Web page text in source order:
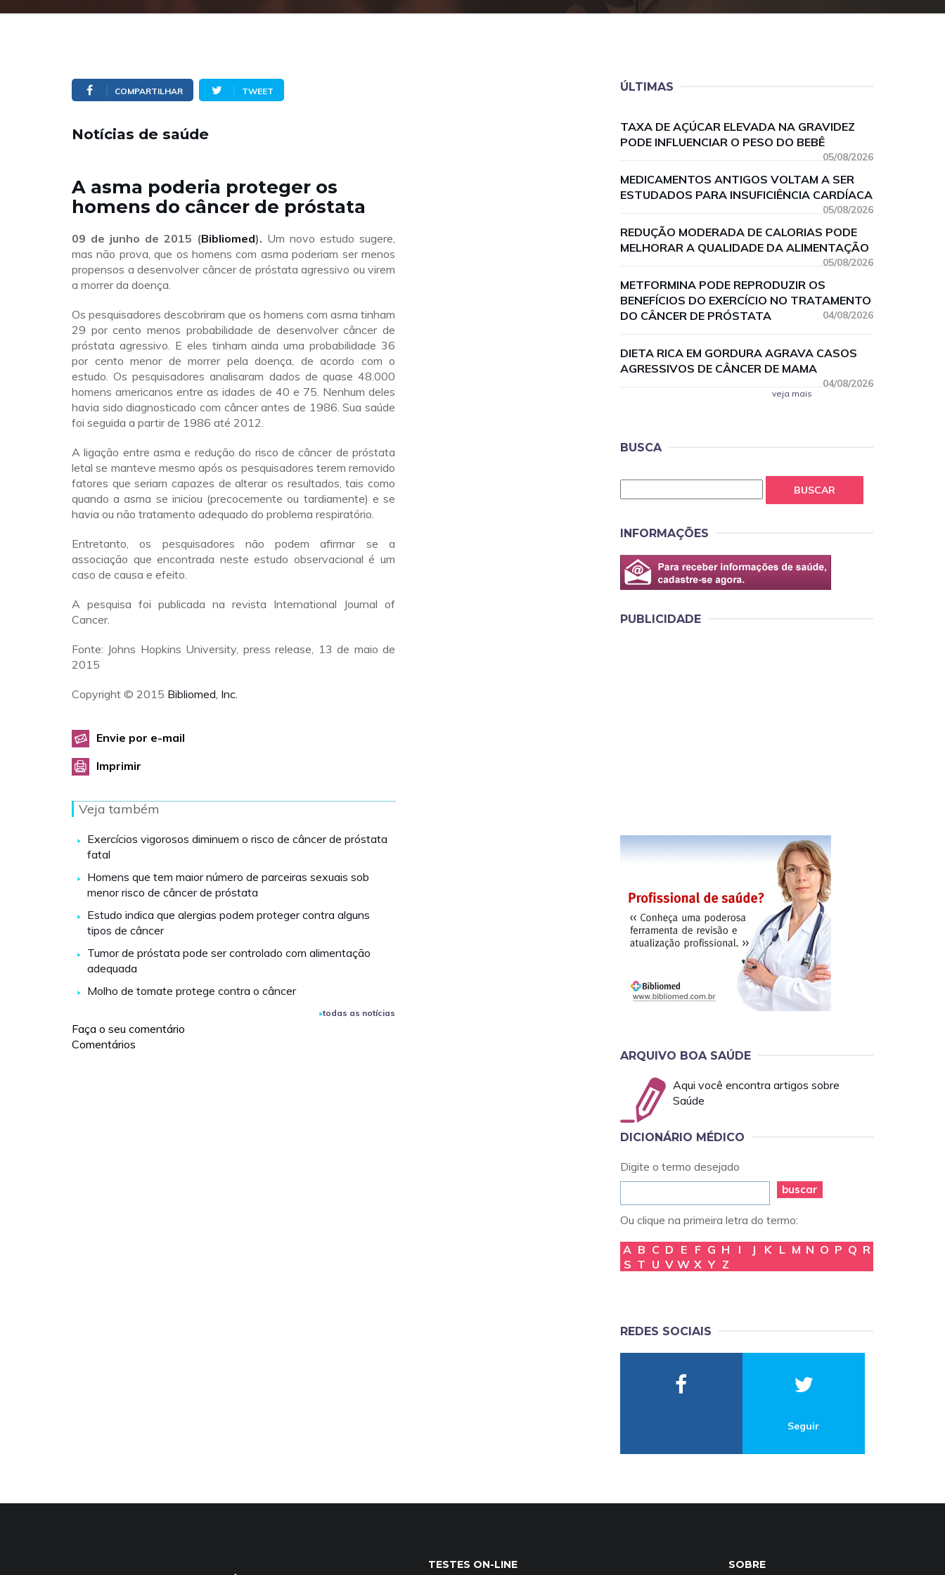
COMPARTILHAR TWEET
Notícias de saúde
A asma poderia proteger os
homens do câncer de próstata
09 de junho de 2015 (Bibliomed). Um novo estudo sugere,
mas não prova, que os homens com asma poderiam ser menos
propensos a desenvolver câncer de próstata agressivo ou virem
a morrer da doença.
Os pesquisadores descobriram que os homens com asma tinham
29 por cento menos probabilidade de desenvolver câncer de
próstata agressivo. E eles tinham ainda uma probabilidade 36
por cento menor de morrer pela doença, de acordo com o
estudo. Os pesquisadores analisaram dados de quase 48.000
homens americanos entre as idades de 40 e 75. Nenhum deles
havia sido diagnosticado com câncer antes de 1986. Sua saúde
foi seguida a partir de 1986 até 2012.
A ligação entre asma e redução do risco de câncer de próstata
letal se manteve mesmo após os pesquisadores terem removido
fatores que seriam capazes de alterar os resultados, tais como
quando a asma se iniciou (precocemente ou tardiamente) e se
havia ou não tratamento adequado do problema respiratório.
Entretanto, os pesquisadores não podem afirmar se a
associação que encontrada neste estudo observacional é um
caso de causa e efeito.
A pesquisa foi publicada na revista International Journal of
Cancer.
Fonte: Johns Hopkins University, press release, 13 de maio de
2015
Copyright © 2015 Bibliomed, Inc.
Envie por e-mail
Imprimir
Veja também
Exercícios vigorosos diminuem o risco de câncer de próstata
fatal
Homens que tem maior número de parceiras sexuais sob
menor risco de câncer de próstata
Estudo indica que alergias podem proteger contra alguns
tipos de câncer
Tumor de próstata pode ser controlado com alimentação
adequada
Molho de tomate protege contra o câncer
todas as notícias
Faça o seu comentário
Comentários
ÚLTIMAS
TAXA DE AÇÚCAR ELEVADA NA GRAVIDEZ
PODE INFLUENCIAR O PESO DO BEBÊ
05/08/2026
MEDICAMENTOS ANTIGOS VOLTAM A SER
ESTUDADOS PARA INSUFICIÊNCIA CARDÍACA
05/08/2026
REDUÇÃO MODERADA DE CALORIAS PODE
MELHORAR A QUALIDADE DA ALIMENTAÇÃO
05/08/2026
METFORMINA PODE REPRODUZIR OS
BENEFÍCIOS DO EXERCÍCIO NO TRATAMENTO
DO CÂNCER DE PRÓSTATA
04/08/2026
DIETA RICA EM GORDURA AGRAVA CASOS
AGRESSIVOS DE CÂNCER DE MAMA
04/08/2026
veja mais
BUSCA
BUSCAR
INFORMAÇÕES
PUBLICIDADE
ARQUIVO BOA SAÚDE
Aqui você encontra artigos sobre
Saúde
DICIONÁRIO MÉDICO
Digite o termo desejado
buscar
Ou clique na primeira letra do termo:
A B C D E F G H I J K L M N O P Q R
S T U V W X Y Z
REDES SOCIAIS
Seguir
TESTES ON-LINE SOBRE